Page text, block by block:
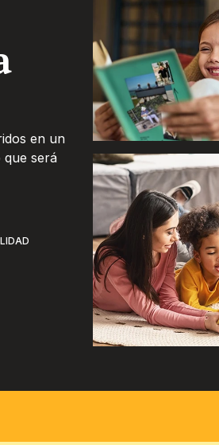
en un
será